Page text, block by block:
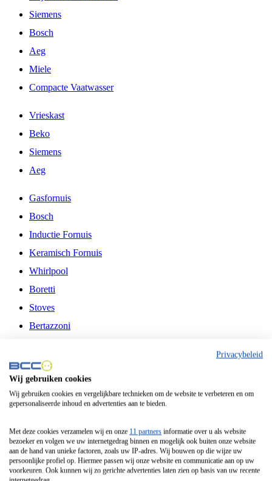
Siemens
Bosch
Aeg
Miele
Compacte Vaatwasser
Vrieskast
Beko
Siemens
Aeg
Gasfornuis
Bosch
Inductie Fornuis
Keramisch Fornuis
Whirlpool
Boretti
Stoves
Bertazzoni
Fitelli
Airfryer
Frituurpan
Contactgrill
Broodbakmachine
Broodrooster
Privacybeleid
Wij gebruiken cookies
Wij gebruiken cookies en vergelijkbare technieken om de website te verbeteren en om
gepersonaliseerde inhoud en advertenties aan te bieden.
Met deze cookies verzamelen wij en onze 11 partners informatie over u als website
bezoeker en volgen we uw internetgedrag binnen en mogelijk ook buiten onze website
aan de hand van unieke factoren, zoals uw IP-adres. Wij bouwen op die wijze uw
persoonlijke profiel op. Hiermee passen wij onze website en communicatie aan op uw
voorkeuren. Ook kunnen wij zo gerichte advertenties laten zien op basis van uw recente